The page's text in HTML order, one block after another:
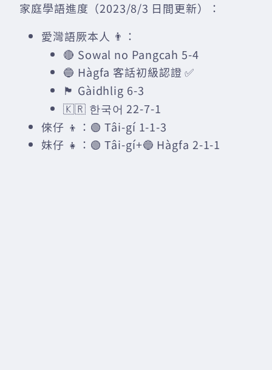
家庭學語進度（2023/8/3 日間更新）：
愛灣語厥本人 👨：
🔴 Sowal no Pangcah 5-4
🔵 Hàgfa 客話初級認證 ✅
🏴󠁧󠁢󠁳󠁣󠁴󠁿 Gàidhlig 6-3
🇰🇷 한국어 22-7-1
倈仔 👦：🟢 Tâi-gí 1-1-3
妹仔 👧：🟢 Tâi-gí+🔵 Hàgfa 2-1-1